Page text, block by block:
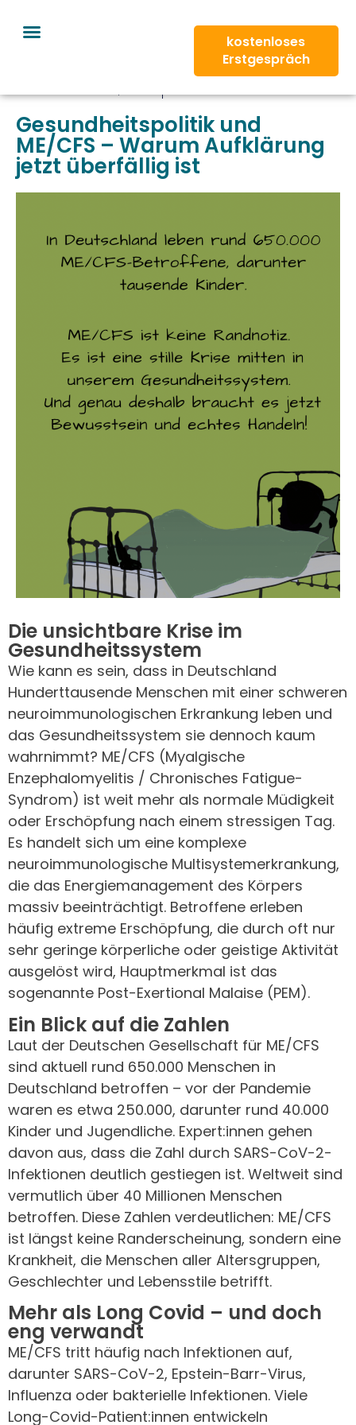
kostenloses
Erstgespräch
Edit or delete it, then start writing!
Gesundheitspolitik und
ME/CFS – Warum Aufklärung
jetzt überfällig ist
Die unsichtbare Krise im
Gesundheitssystem
Wie kann es sein, dass in Deutschland
Hunderttausende Menschen mit einer schweren
neuroimmunologischen Erkrankung leben und
das Gesundheitssystem sie dennoch kaum
wahrnimmt? ME/CFS (Myalgische
Enzephalomyelitis / Chronisches Fatigue-
Syndrom) ist weit mehr als normale Müdigkeit
oder Erschöpfung nach einem stressigen Tag.
Es handelt sich um eine komplexe
neuroimmunologische Multisystemerkrankung,
die das Energiemanagement des Körpers
massiv beeinträchtigt. Betroffene erleben
häufig extreme Erschöpfung, die durch oft nur
sehr geringe körperliche oder geistige Aktivität
ausgelöst wird, Hauptmerkmal ist das
sogenannte Post-Exertional Malaise (PEM).
Ein Blick auf die Zahlen
Laut der Deutschen Gesellschaft für ME/CFS
sind aktuell rund 650.000 Menschen in
Deutschland betroffen – vor der Pandemie
waren es etwa 250.000, darunter rund 40.000
Kinder und Jugendliche. Expert:innen gehen
davon aus, dass die Zahl durch SARS-CoV-2-
Infektionen deutlich gestiegen ist. Weltweit sind
vermutlich über 40 Millionen Menschen
betroffen. Diese Zahlen verdeutlichen: ME/CFS
ist längst keine Randerscheinung, sondern eine
Krankheit, die Menschen aller Altersgruppen,
Geschlechter und Lebensstile betrifft.
Mehr als Long Covid – und doch
eng verwandt
ME/CFS tritt häufig nach Infektionen auf,
darunter SARS-CoV-2, Epstein-Barr-Virus,
Influenza oder bakterielle Infektionen. Viele
Long-Covid-Patient:innen entwickeln